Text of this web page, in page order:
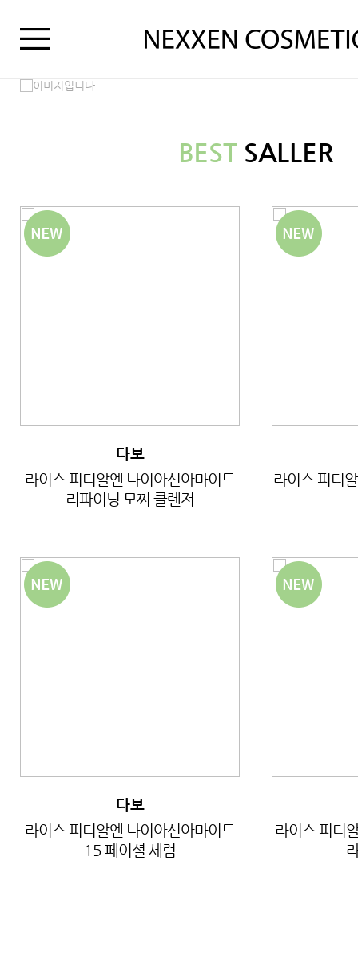
BESTSALLER
다보
라이스 피디알엔 나이아신아마이드
리파이닝 모찌 클렌저
라이스 피디
다보
라이스 피디알엔 나이아신아마이드
15 페이셜 세럼
라이스 피디